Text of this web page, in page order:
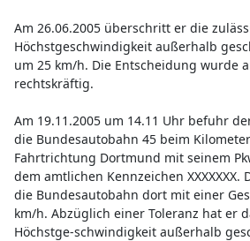
Am 26.06.2005 überschritt er die
Höchstgeschwindigkeit außerhalb
um 25 km/h. Die Entscheidung wurde
rechtskräftig.
Am 19.11.2005 um 14.11 Uhr befuhr
die Bundesautobahn 45 beim
Fahrtrichtung Dortmund mit seinem
dem amtlichen Kennzeichen
die Bundesautobahn dort mit einer
km/h. Abzüglich einer Toleranz hat er
Höchstge-schwindigkeit außerhalb